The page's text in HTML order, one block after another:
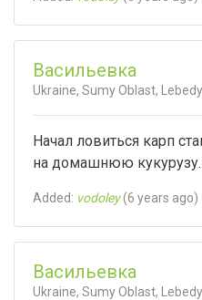
Васильевка
Ukraine, Sumy Oblast,
Начал ловиться карп
на домашнюю
Added: vodoley(6 years ago)
Васильевка
Ukraine, Sumy Oblast,